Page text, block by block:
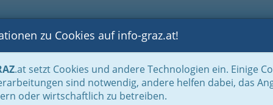
BLOGS FOTOS GASTRONOMIE BRANCHEN
zu Cookies auf info-graz.at!
.at setzt Cookies und andere Technologien ein. Einige
sind notwendig, andere helfen dabei, das
oder wirtschaftlich zu betreiben.
Der Handel nach WKO-Gliederung
Landesgremium des Handels mit